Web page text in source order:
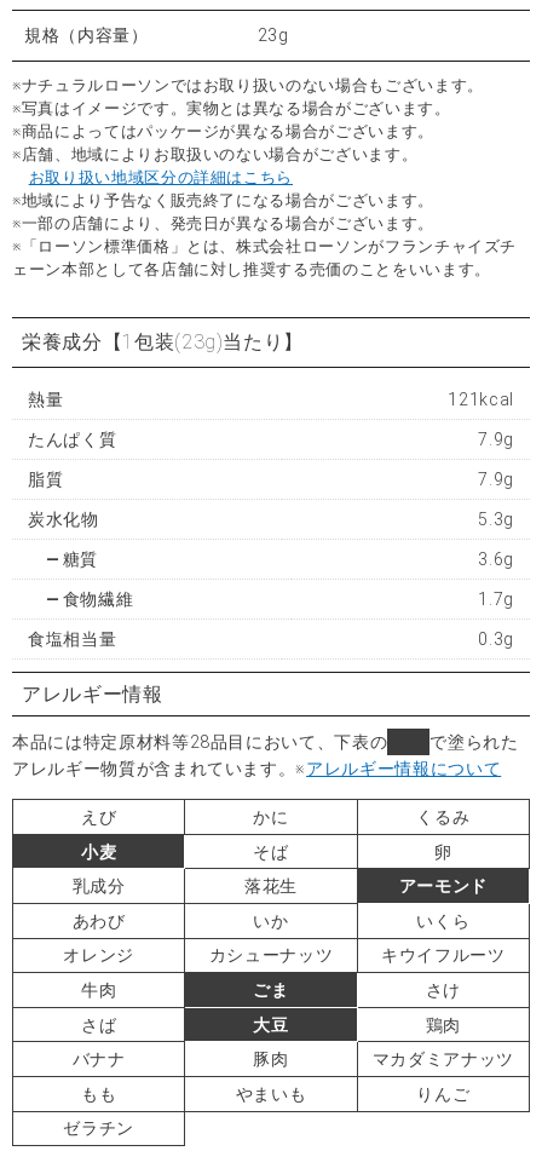
規格（内容量） 23g
※ナチュラルローソンではお取り扱いのない場合もございます。
※写真はイメージです。実物とは異なる場合がございます。
※商品によってはパッケージが異なる場合がございます。
※店舗、地域によりお取扱いのない場合がございます。
お取り扱い地域区分の詳細はこちら
※地域により予告なく販売終了になる場合がございます。
※一部の店舗により、発売日が異なる場合がございます。
※「ローソン標準価格」とは、株式会社ローソンがフランチャイズチ
ェーン本部として各店舗に対し推奨する売価のことをいいます。
栄養成分 【1包装(23g)当たり】
熱量 121kcal
たんぱく質 7.9g
脂質 7.9g
炭水化物 5.3g
糖質 3.6g
食物繊維 1.7g
食塩相当量 0.3g
アレルギー情報
本品には特定原材料等28品目において、下表の
で塗られた
アレルギー物質が含まれています。※アレルギー情報について
えび かに
くるみ
小麦
そば
卵
乳成分
落花生
アーモンド
あわび
いか
いくら
オレンジ
カシューナッツ
キウイフルーツ
牛肉
ごま
さけ
さば
大豆
鶏肉
バナナ
豚肉
マカダミアナッツ
もも
やまいも
りんご
ゼラチン